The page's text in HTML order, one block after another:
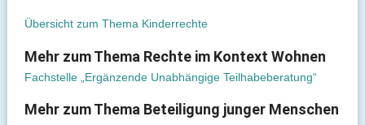
Übersicht zum Thema Kinderrechte
Mehr zum Thema Rechte im Kontext Wohnen
Fachstelle „Ergänzende Unabhängige Teilhabeberatung“
Mehr zum Thema Beteiligung junger Menschen